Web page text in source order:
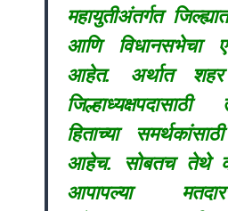
महायुतीअंतर्गत
आणि
आहेत. अर्थात शहर
हिताच्या
आहेच. सोबतच तेथे
आपापल्या